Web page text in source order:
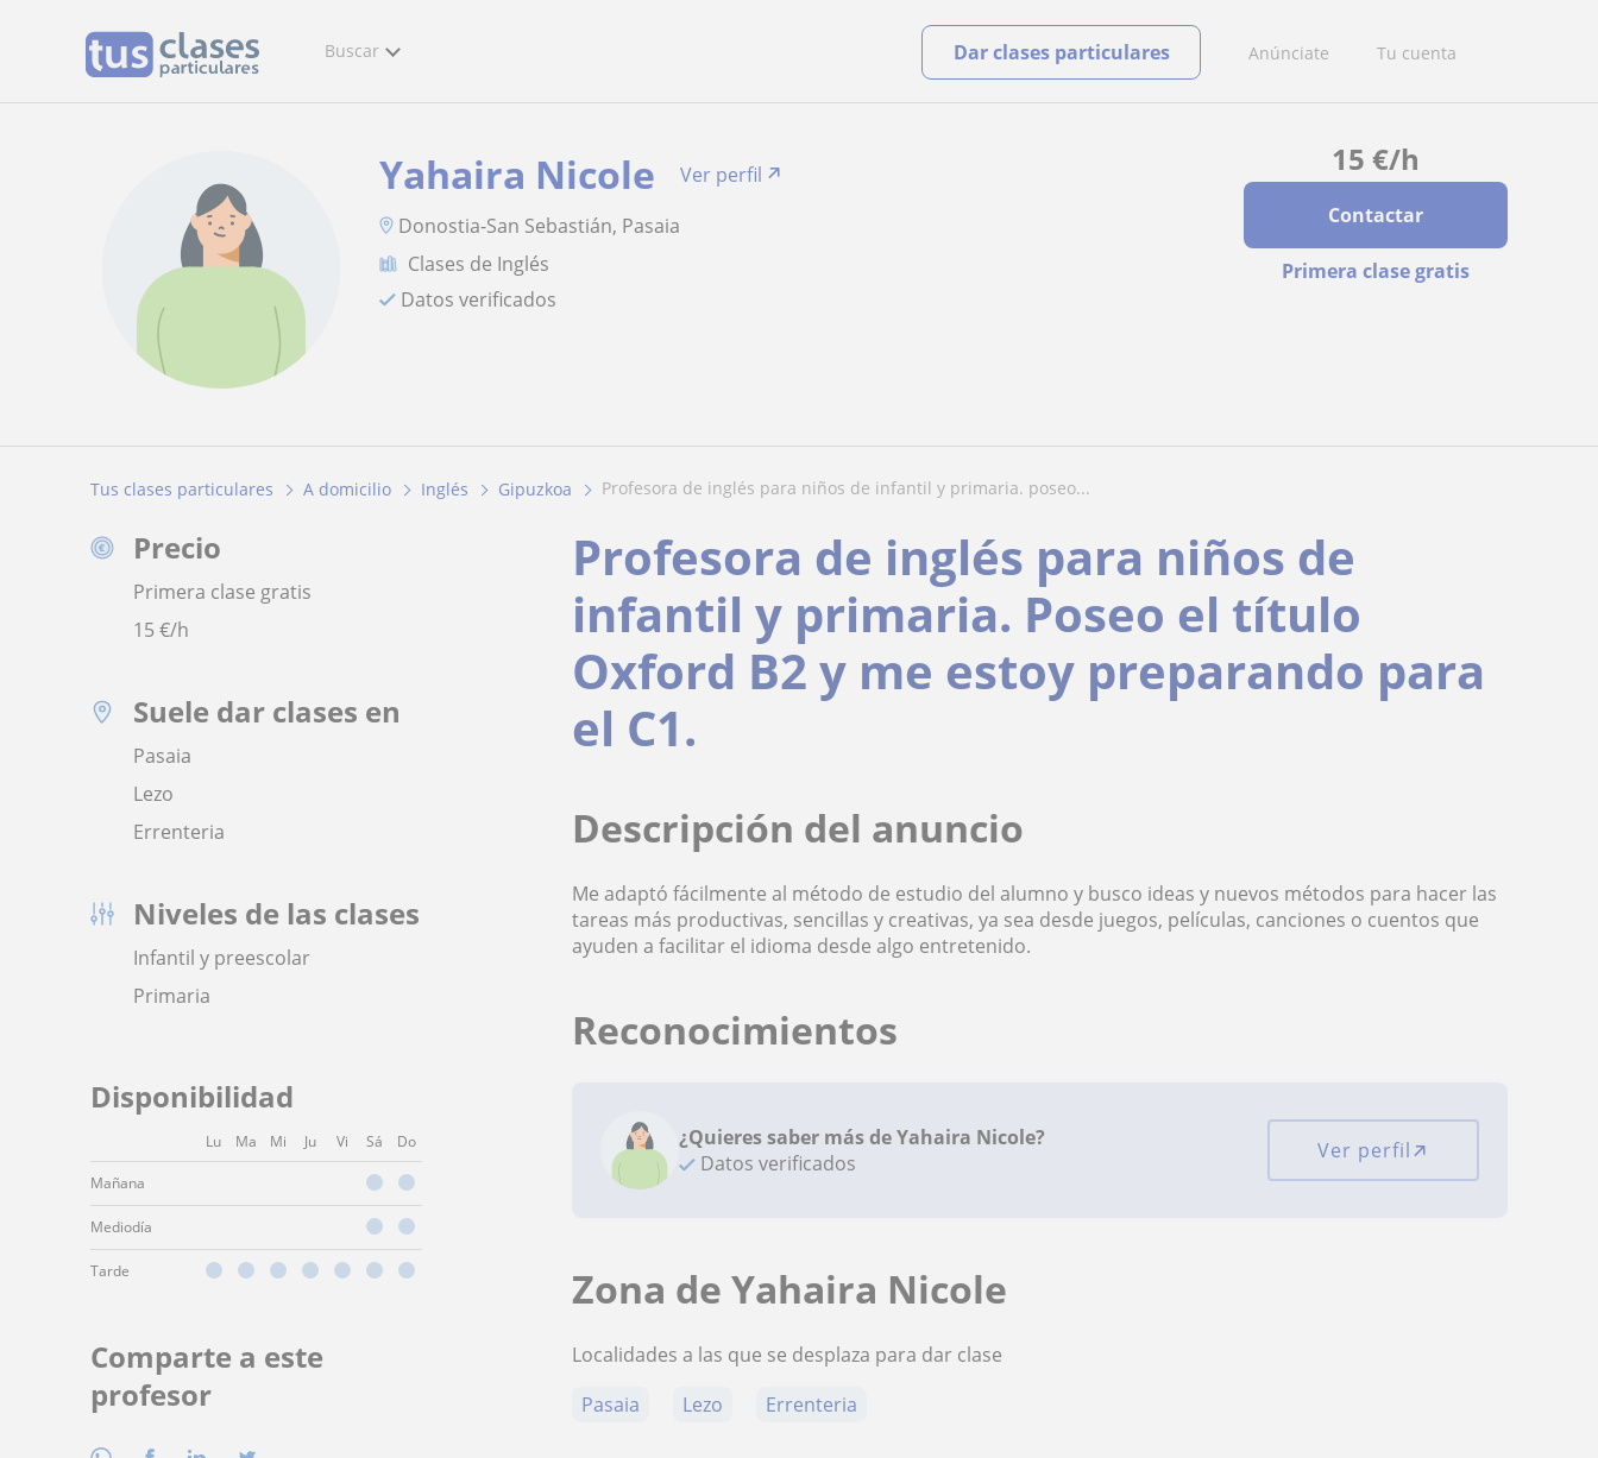
Buscar Anúnciate Tu cuenta
Dar clases particulares
15 €/h
Contactar
Primera clase gratis
Yahaira Nicole
Ver perfil
Donostia-San Sebastián, Pasaia
Clases de Inglés
Datos verificados
Tus clases particulares A domicilio Inglés Gipuzkoa profesora de inglés para niños de infantil y primaria. poseo...
Precio
Primera clase gratis
15€/h
Suele dar clases en
Pasaia
Lezo
Errenteria
Niveles de las clases
Infantil y preescolar
Primaria
Disponibilidad
Lu Ma Mi Ju Vi Sá Do
Mañana
Mediodía
Tarde
Comparte a este
profesor
Profesora de inglés para niños de
infantil y primaria. Poseo el título
Oxford B2 y me estoy preparando para
el C1.
Descripción del anuncio
Me adaptó fácilmente al método de estudio del alumno y busco ideas y nuevos métodos para hacer las
tareas más productivas, sencillas y creativas, ya sea desde juegos, películas, canciones o cuentos que
ayuden a facilitar el idioma desde algo entretenido.
Reconocimientos
¿Quieres saber más de Yahaira Nicole?
Datos verificados
Ver perfil
Zona de Yahaira Nicole
Localidades a las que se desplaza para dar clase
Pasaia
Lezo Errenteria